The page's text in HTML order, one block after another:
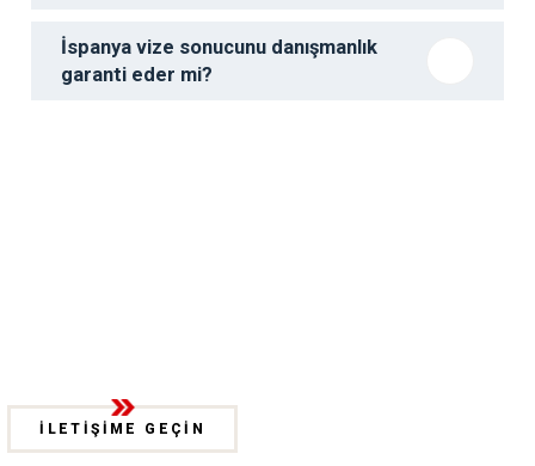
İspanya vize sonucunu danışmanlık
garanti eder mi?
İLETİŞİME GEÇİN